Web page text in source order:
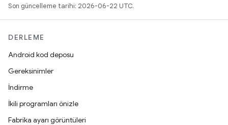
Son güncelleme tarihi: 2026-06-22 UTC.
DERLEME
Android kod deposu
Gereksinimler
İndirme
İkili programları önizle
Fabrika ayarı görüntüleri